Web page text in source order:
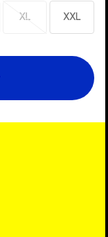
XL
Épuisé
XXL